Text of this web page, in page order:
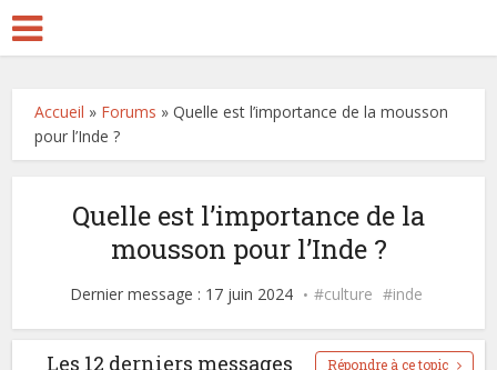
Accueil » Forums »Quelle est l’importance de la mousson
pour l’Inde ?
Quelle est l’importance de la
mousson pour l’Inde ?
Dernier message : 17 juin 2024 culture inde
Les 12 derniers messages Répondre à ce topic